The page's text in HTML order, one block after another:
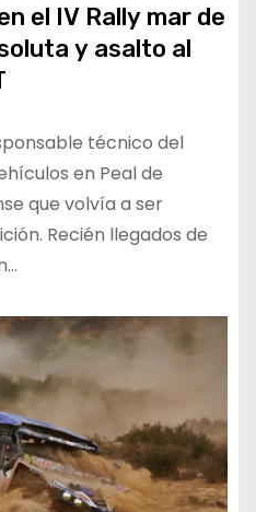
el IV Rally mar de
y asalto al
técnico del
en Peal de
que volvía a ser
Recién llegados de